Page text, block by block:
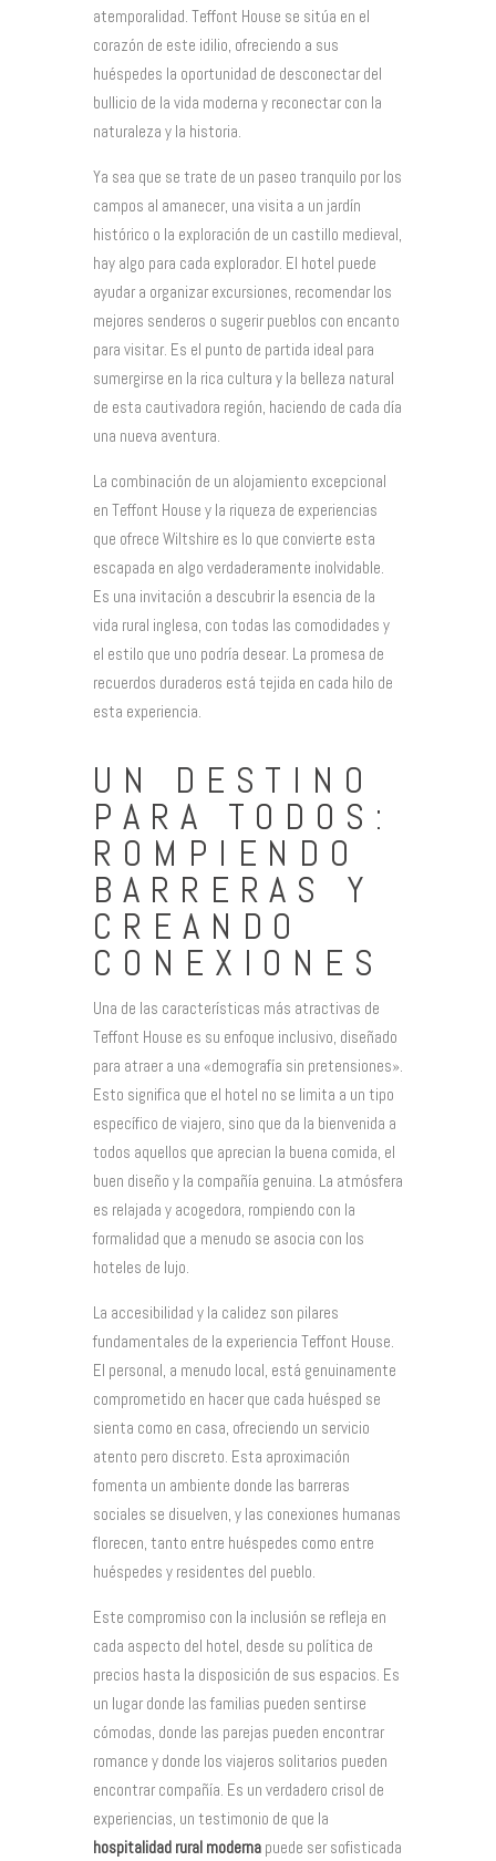
atemporalidad. Teffont House se sitúa en el
corazón de este idilio, ofreciendo a sus
huéspedes la oportunidad de desconectar del
bullicio de la vida moderna y reconectar con la
naturaleza y la historia.
Ya sea que se trate de un paseo tranquilo por los
campos al amanecer, una visita a un jardín
histórico o la exploración de un castillo medieval,
hay algo para cada explorador. El hotel puede
ayudar a organizar excursiones, recomendar los
mejores senderos o sugerir pueblos con encanto
para visitar. Es el punto de partida ideal para
sumergirse en la rica cultura y la belleza natural
de esta cautivadora región, haciendo de cada día
una nueva aventura.
La combinación de un alojamiento excepcional
en Teffont House y la riqueza de experiencias
que ofrece Wiltshire es lo que convierte esta
escapada en algo verdaderamente inolvidable.
Es una invitación a descubrir la esencia de la
vida rural inglesa, con todas las comodidades y
el estilo que uno podría desear. La promesa de
recuerdos duraderos está tejida en cada hilo de
esta experiencia.
UN DESTINO
PARA TODOS:
ROMPIENDO
BARRERAS Y
CREANDO
CONEXIONES
Una de las características más atractivas de
Teffont House es su enfoque inclusivo, diseñado
para atraer a una «demografía sin pretensiones».
Esto significa que el hotel no se limita a un tipo
específico de viajero, sino que da la bienvenida a
todos aquellos que aprecian la buena comida, el
buen diseño y la compañía genuina. La atmósfera
es relajada y acogedora, rompiendo con la
formalidad que a menudo se asocia con los
hoteles de lujo.
La accesibilidad y la calidez son pilares
fundamentales de la experiencia Teffont House.
El personal, a menudo local, está genuinamente
comprometido en hacer que cada huésped se
sienta como en casa, ofreciendo un servicio
atento pero discreto. Esta aproximación
fomenta un ambiente donde las barreras
sociales se disuelven, y las conexiones humanas
florecen, tanto entre huéspedes como entre
huéspedes y residentes del pueblo.
Este compromiso con la inclusión se refleja en
cada aspecto del hotel, desde su política de
precios hasta la disposición de sus espacios. Es
un lugar donde las familias pueden sentirse
cómodas, donde las parejas pueden encontrar
romance y donde los viajeros solitarios pueden
encontrar compañía. Es un verdadero crisol de
experiencias, un testimonio de que la
hospitalidad rural moderna puede ser sofisticada